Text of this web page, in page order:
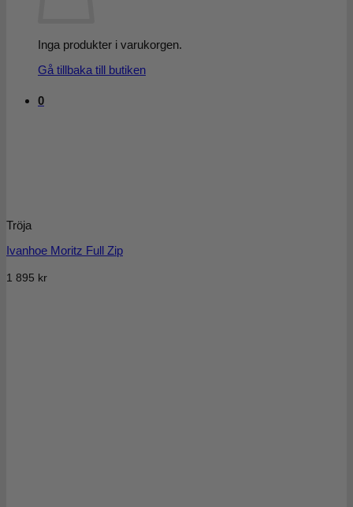
Inga produkter i varukorgen.
Gå tillbaka till butiken
0
Tröja
Ivanhoe Moritz Full Zip
1 895 kr